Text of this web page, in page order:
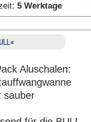
5 Werktage
Aluschalen:
sauber